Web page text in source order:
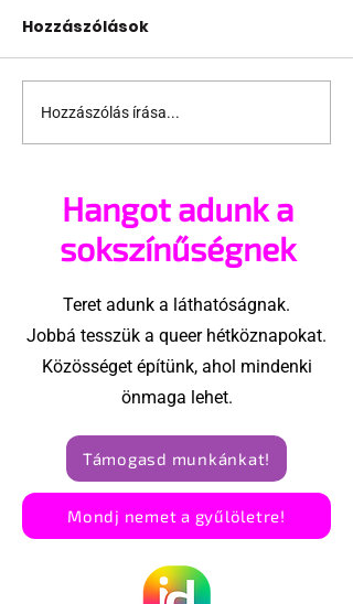
Jonathan Bailey új
szerepben tér vissza
Hozzászólások
Hozzászólás írása...
Hangot adunk a
sokszínűségnek
Teret adunk a láthatóságnak.
Jobbá tesszük a queer hétköznapokat.
Közösséget építünk, ahol mindenki
önmaga lehet.
Támogasd munkánkat!
Mondj nemet a gyűlöletre!